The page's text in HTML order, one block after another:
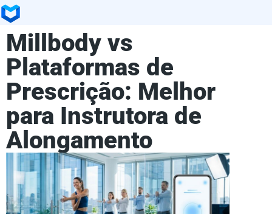
Millbody vs
Plataformas de
Prescrição: Melhor
para Instrutora de
Alongamento